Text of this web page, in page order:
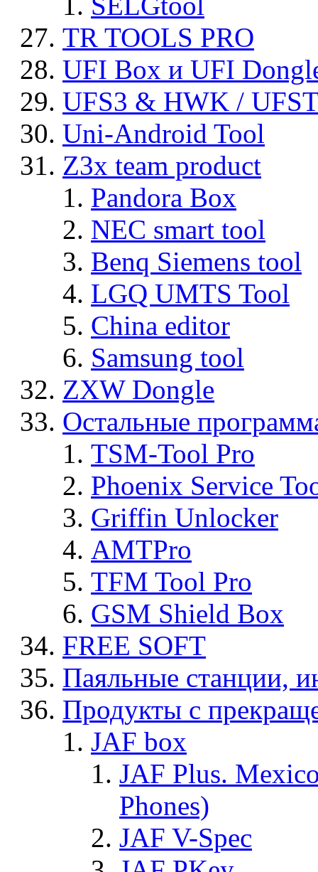
TR TOOLS PRO
UFI Box и UFI
UFS3 & HWK /
Uni-Android Tool
Z3x team product
Pandora Box
NEC smart tool
Benq Siemens tool
LGQ UMTS Tool
China editor
Samsung tool
ZXW Dongle
Остальные
TSM-Tool Pro
Phoenix Service
Griffin Unlocker
AMTPro
TFM Tool Pro
GSM Shield Box
FREE SOFT
Паяльные станции,
Продукты с
JAF box
JAF Plus.
Phones)
JAF V-Spec